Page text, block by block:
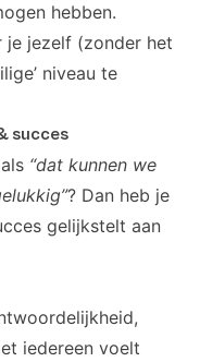
hebben.
je jezelf (zonder het
niveau te
succes
“dat kunnen we
? Dan heb je
gelijkstelt aan
iedereen voelt